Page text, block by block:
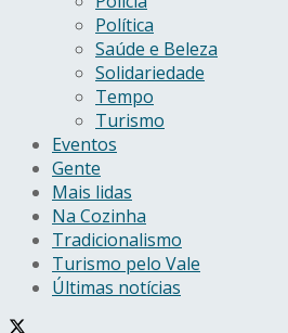
Política
Saúde e Beleza
Solidariedade
Tempo
Turismo
Eventos
Gente
Mais lidas
Na Cozinha
Tradicionalismo
Turismo pelo Vale
Últimas notícias